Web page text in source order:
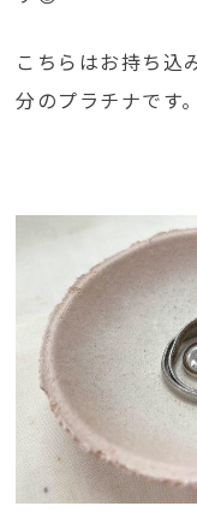
こちらはお持ち込
分のプラチナです。